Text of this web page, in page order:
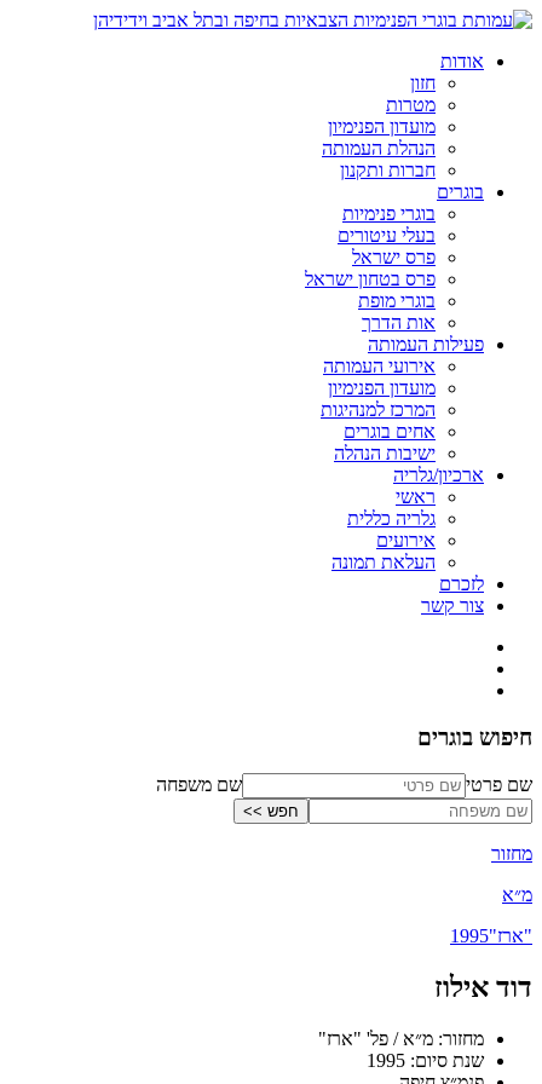
אודות
חזון
מטרות
מועדון הפנימיון
הנהלת העמותה
חברות ותקנון
בוגרים
בוגרי פנימיות
בעלי עיטורים
פרס ישראל
פרס בטחון ישראל
בוגרי מופת
אות הדרך
פעילות העמותה
אירועי העמותה
מועדון הפנימיון
המרכז למנהיגות
אחים בוגרים
ישיבות הנהלה
ארכיון/גלריה
ראשי
גלריה כללית
אירועים
העלאת תמונה
לזכרם
צור קשר
חיפוש בוגרים
שם פרטי שם משפחה
מחזור
מ״א
"ארז"1995
דוד אילוז
מחזור: מ״א / פל' "ארז"
שנת סיום: 1995